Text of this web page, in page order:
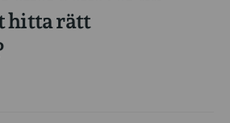
hitta rätt